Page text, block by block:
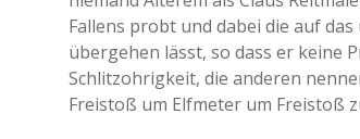
Fallens probt und dabei die auf
übergehen lässt, so dass er keine
Schlitzohrigkeit, die anderen
Freistoß um Elfmeter um Freistoß